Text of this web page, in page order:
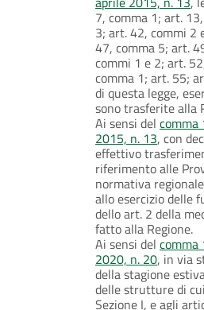
7, comma 1; art.
3; art. 42, commi 2
47, comma 5; art.
commi 1 e 2; art.
comma 1; art. 55;
di questa legge,
sono trasferite alla
Ai sensi del comma
2015, n. 13, con
effettivo
riferimento alle
normativa
allo esercizio delle
dello art. 2 della
fatto alla Regione.
Ai sensi del comma
2020, n. 20, in via
della stagione
delle strutture di
Sezione I, e agli